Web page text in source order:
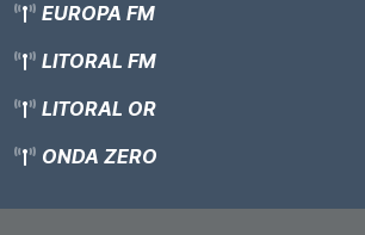
EUROPA FM
LITORAL FM
LITORAL OR
ONDA ZERO